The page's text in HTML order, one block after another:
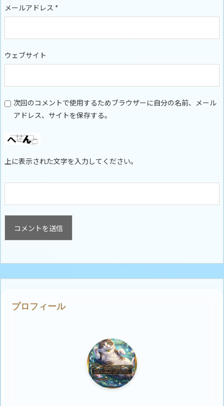
メールアドレス *
ウェブサイト
次回のコメントで使用するためブラウザーに自分の名前、メール
アドレス、サイトを保存する。
上に表示された文字を入力してください。
プロフィール